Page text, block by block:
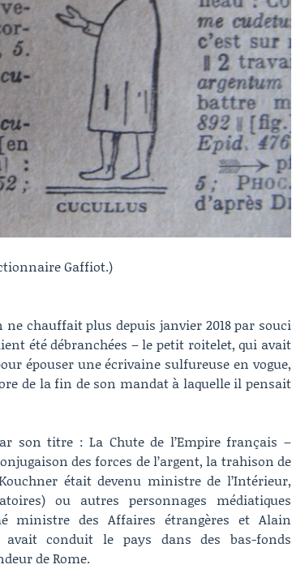
Gaffiot.)
chauffait plus depuis janvier 2018 par souci
été débranchées – le petit roitelet, qui avait
épouser une écrivaine sulfureuse en vogue,
de la fin de son mandat à laquelle il pensait
son titre : La Chute de l’Empire français –
des forces de l’argent, la trahison de
était devenu ministre de l’Intérieur,
ou autres personnages médiatiques
ministre des Affaires étrangères et Alain
conduit le pays dans des bas-fonds
de Rome.